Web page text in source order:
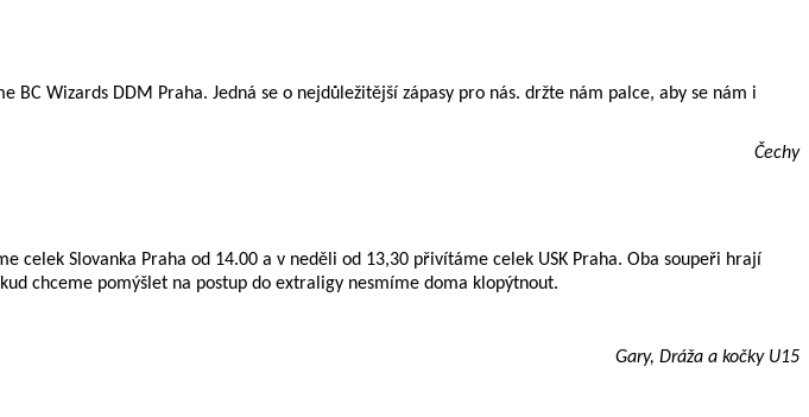
Wizards DDM Praha. Jedná se o nejdůležitější zápasy pro nás. držte nám palce, aby se nám i
Čechy
Slovanka Praha od 14.00 a v neděli od 13,30 přivítáme celek USK Praha. Oba soupeři hrají
chceme pomýšlet na postup do extraligy nesmíme doma klopýtnout.
Gary, Dráža a kočky U15